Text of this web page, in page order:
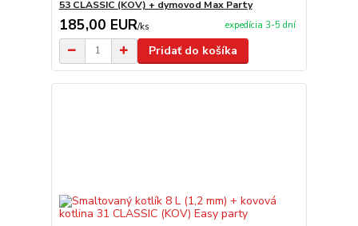
53 CLASSIC (KOV) + dymovod Max Party
185,00 EUR/ks expedícia 3-5 dní
Pridať do košíka